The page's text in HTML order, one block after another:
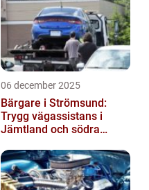
06 december 2025
Bärgare i Strömsund:
Trygg vägassistans i
Jämtland och södra